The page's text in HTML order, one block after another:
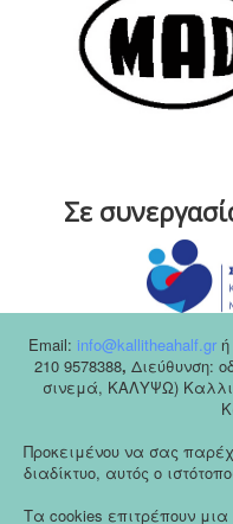
Σε
Email: info@kallitheahalf.gr ή
210 9578388, Διεύθυνση:
σινεμά, ΚΑΛΥΨΩ)
Προκειμένου να σας
διαδίκτυο, αυτός ο
Τα cookies επιτρέπουν